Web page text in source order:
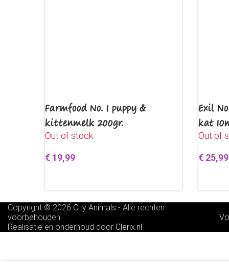
Farmfood No. 1 puppy &
kittenmelk 200gr.
Out of stock
€ 19,99
Exil
kat
Out of
€ 25,99
Copyright © 2026 City Animals - Alle rechten
voorbehouden
Realisatie en onderhoud door Clerix.nl